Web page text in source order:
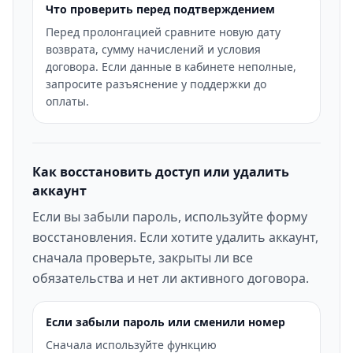
Что проверить перед подтверждением
Перед пролонгацией сравните новую дату
возврата, сумму начислений и условия
договора. Если данные в кабинете неполные,
запросите разъяснение у поддержки до
оплаты.
Как восстановить доступ или удалить
аккаунт
Если вы забыли пароль, используйте форму
восстановления. Если хотите удалить аккаунт,
сначала проверьте, закрыты ли все
обязательства и нет ли активного договора.
Если забыли пароль или сменили номер
Сначала используйте функцию